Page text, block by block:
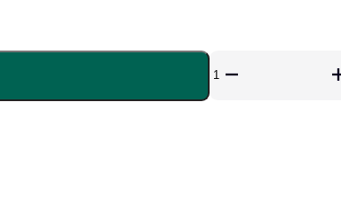
Quantidade
de